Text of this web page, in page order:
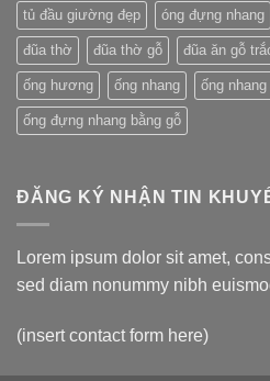
tủ đầu giường đẹp óng đựng nhang
đũa thờ đũa thờ gỗ đũa ăn gỗ
ống hương ống nhang ống nhang
ống đựng nhang bằng gỗ
ĐĂNG KÝ NHẬN TIN
Lorem ipsum dolor sit amet,
sed diam nonummy nibh
(insert contact form here)